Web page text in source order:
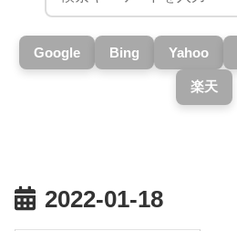
Google Bing Yahoo
楽天
2022-01-18